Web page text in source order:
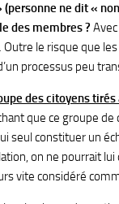
ne dit «
des membres ?
le risque que
processus peu
des citoyens tirés
que ce groupe
seul constituer un
on ne pourrait
vite considéré